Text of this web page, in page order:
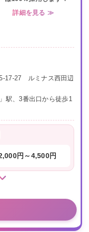
詳細を見る ≫
17-27 ルミナス西田辺
駅、3番出口から徒歩1
円～4,500円